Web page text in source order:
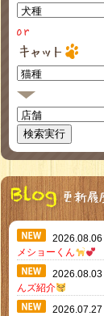
2026.08.06
メショーくん
2026.08.03
んズ紹介
2026.07.27